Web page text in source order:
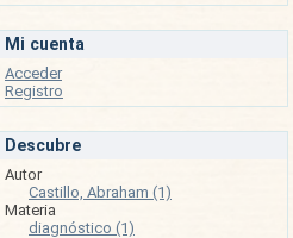
Mi cuenta
Acceder
Registro
Descubre
Autor
Castillo, Abraham (1)
Materia
diagnóstico (1)